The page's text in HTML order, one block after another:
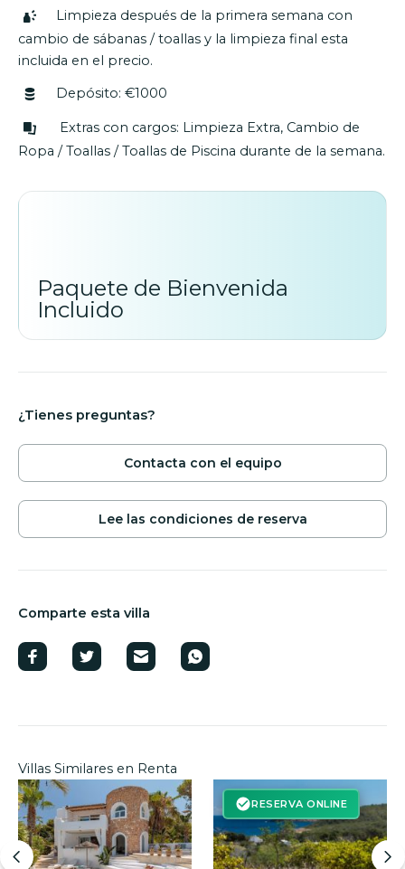
Limpieza después de la primera semana con
cambio de sábanas / toallas y la limpieza final esta
incluida en el precio.
Depósito: €1000
Extras con cargos: Limpieza Extra, Cambio de
Ropa / Toallas / Toallas de Piscina durante de la semana.
Paquete de Bienvenida
Incluido
¿Tienes preguntas?
Contacta con el equipo
Lee las condiciones de reserva
Comparte esta villa
Villas Similares en Renta
RESERVA ONLINE